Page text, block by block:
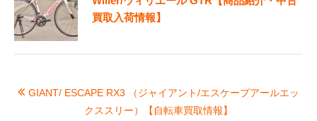
買取入荷情報】
GIANT/ ESCAPE RX3 （ジャイアント/エスケープアールエッ
クススリー）【自転車買取情報】